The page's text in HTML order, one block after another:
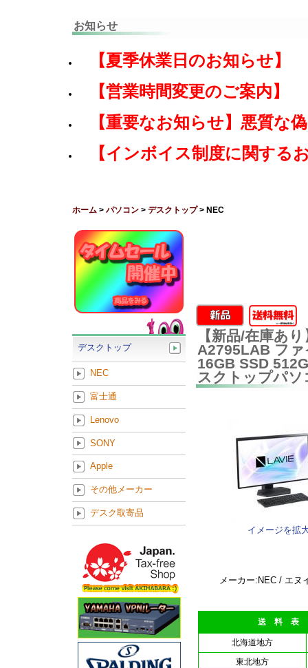
お知らせ
【夏季休業日のお知らせ】
【営業時間変更のご案内】
【重要なお知らせ】悪質な
【インボイス制度に関する
ホーム > パソコン > デスクトップ> NEC
【新品/在庫あ
A2795LAB フ
16GB SSD
スクトップパソ
イメージを拡
メーカー:NEC / エヌ
送 料 表
北海道地方
東北地方
デスクトップ
NEC
富士通
Lenovo
SONY
Apple
その他メーカー
デスク取寄品